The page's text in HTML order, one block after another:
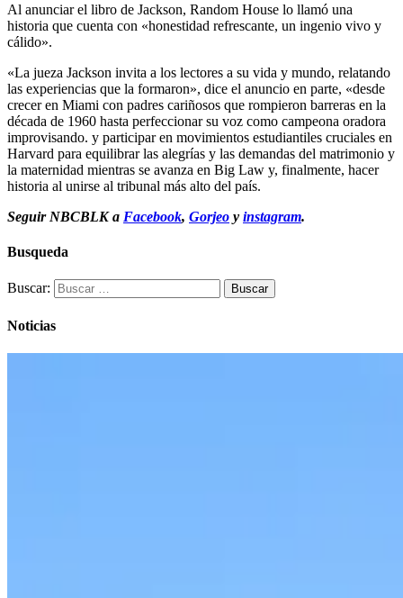
Al anunciar el libro de Jackson, Random House lo llamó una
historia que cuenta con «honestidad refrescante, un ingenio vivo y
cálido».
«La jueza Jackson invita a los lectores a su vida y mundo, relatando
las experiencias que la formaron», dice el anuncio en parte, «desde
crecer en Miami con padres cariñosos que rompieron barreras en la
década de 1960 hasta perfeccionar su voz como campeona oradora
improvisando. y participar en movimientos estudiantiles cruciales en
Harvard para equilibrar las alegrías y las demandas del matrimonio y
la maternidad mientras se avanza en Big Law y, finalmente, hacer
historia al unirse al tribunal más alto del país.
Seguir NBCBLKa Facebook, Gorjeo y instagram.
Busqueda
Buscar:
Noticias